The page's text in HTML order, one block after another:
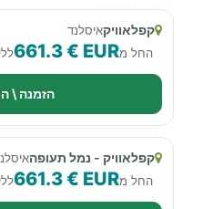
קפלאוויקאיסלנד
החל מ661.3 € EUR
הזמנה \
קפלאוויק - נמל תעופה
החל מ661.3 € EUR